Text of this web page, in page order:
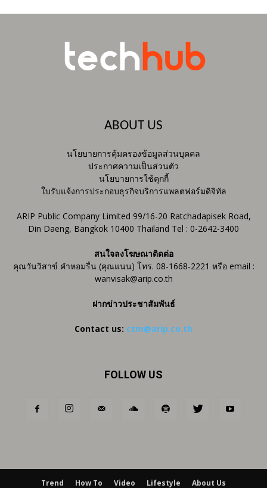
ABOUT US
นโยบายการคุ้มครองข้อมูลส่วนบุคคล
ประกาศความเป็นส่วนตัว
นโยบายการใช้คุกกี้
ใบรับแจ้งการประกอบธุรกิจบริการแพลตฟอร์มดิจิทัล
ARIP Public Company Limited 99/16-20 Ratchadapisek Road,
Din Daeng, Bangkok 10400 Thailand Tel : 0-2642-3400
สนใจลงโฆษณาติดต่อ
คุณวันวิสาข์ คำหอมรื่น (คุณแนน) โทร. 08-1668-2221 หรือ email :
wanvisak@arip.co.th
ฝากข่าวประชาสัมพันธ์
Contact us: ctm@arip.co.th
FOLLOW US
Trend How To Video Lifestyle About Us